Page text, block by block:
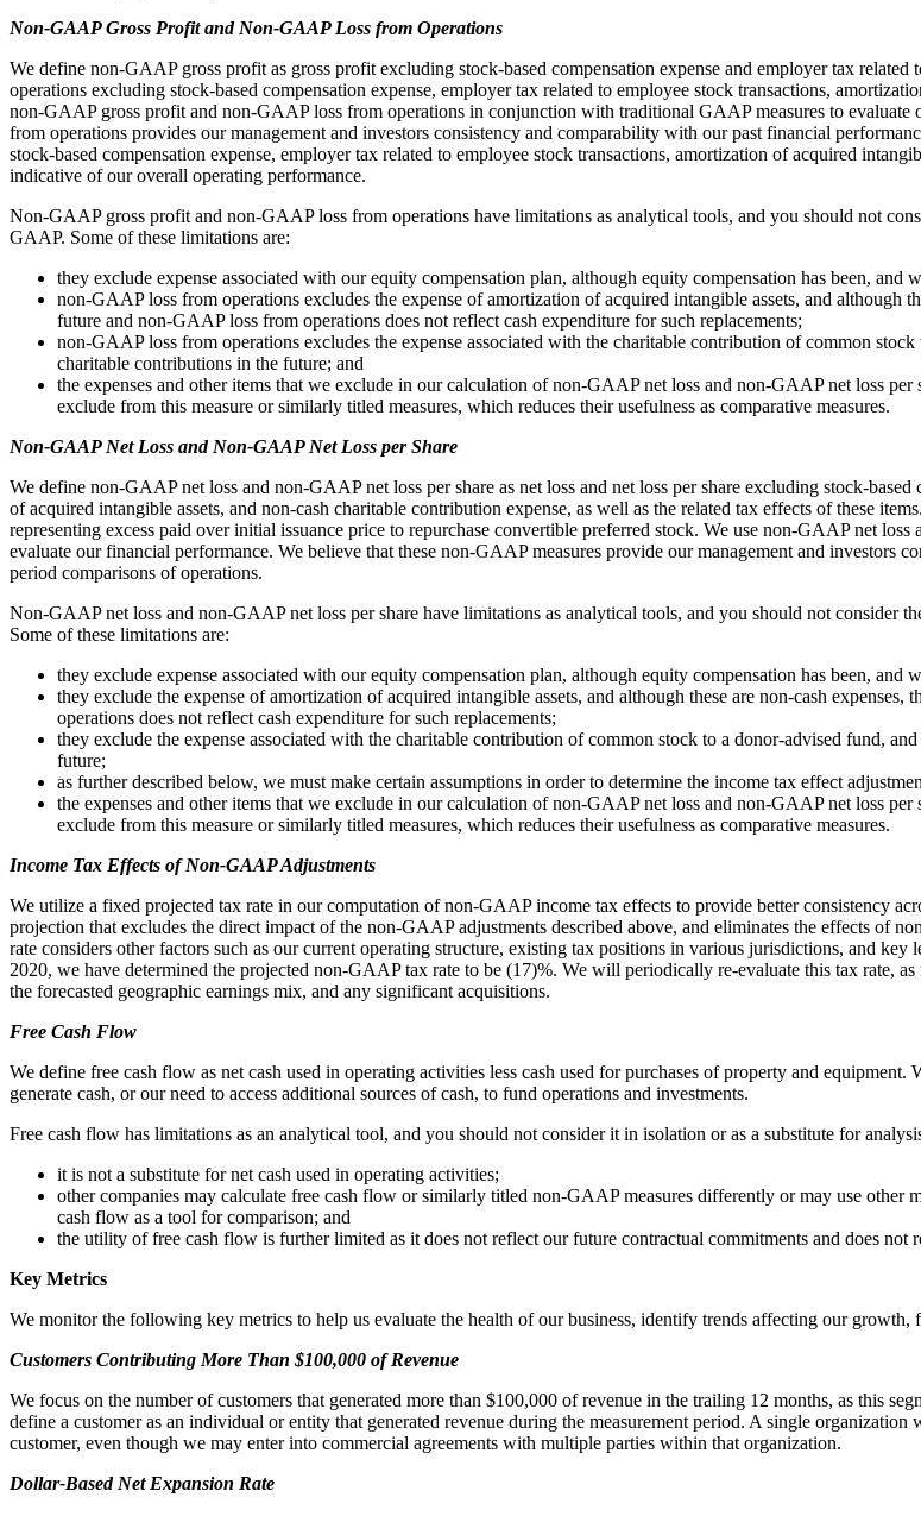
Non-GAAP Gross Profit and Non-GAAP Loss from Operations
We define non-GAAP gross profit as gross profit excluding stock-based compensation expense and employer tax
operations excluding stock-based compensation expense, employer tax related to employee stock transactions,
non-GAAP gross profit and non-GAAP loss from operations in conjunction with traditional GAAP measures to
from operations provides our management and investors consistency and comparability with our past financial
stock-based compensation expense, employer tax related to employee stock transactions, amortization of acquired
indicative of our overall operating performance.
Non-GAAP gross profit and non-GAAP loss from operations have limitations as analytical tools, and you should not
GAAP. Some of these limitations are:
they exclude expense associated with our equity compensation plan, although equity compensation has been,
non-GAAP loss from operations excludes the expense of amortization of acquired intangible assets, and although
future and non-GAAP loss from operations does not reflect cash expenditure for such replacements;
non-GAAP loss from operations excludes the expense associated with the charitable contribution of common
charitable contributions in the future; and
the expenses and other items that we exclude in our calculation of non-GAAP net loss and non-GAAP net loss
exclude from this measure or similarly titled measures, which reduces their usefulness as comparative measures.
Non-GAAP Net Loss and Non-GAAP Net Loss per Share
We define non-GAAP net loss and non-GAAP net loss per share as net loss and net loss per share excluding stock-
of acquired intangible assets, and non-cash charitable contribution expense, as well as the related tax effects of these
representing excess paid over initial issuance price to repurchase convertible preferred stock. We use non-GAAP net
evaluate our financial performance. We believe that these non-GAAP measures provide our management and investors
period comparisons of operations.
Non-GAAP net loss and non-GAAP net loss per share have limitations as analytical tools, and you should not consider
Some of these limitations are:
they exclude expense associated with our equity compensation plan, although equity compensation has been,
they exclude the expense of amortization of acquired intangible assets, and although these are non-cash
operations does not reflect cash expenditure for such replacements;
they exclude the expense associated with the charitable contribution of common stock to a donor-advised fund,
future;
as further described below, we must make certain assumptions in order to determine the income tax effect
the expenses and other items that we exclude in our calculation of non-GAAP net loss and non-GAAP net loss
exclude from this measure or similarly titled measures, which reduces their usefulness as comparative measures.
Income Tax Effects of Non-GAAP Adjustments
We utilize a fixed projected tax rate in our computation of non-GAAP income tax effects to provide better consistency
projection that excludes the direct impact of the non-GAAP adjustments described above, and eliminates the effects of
rate considers other factors such as our current operating structure, existing tax positions in various jurisdictions, and
2020, we have determined the projected non-GAAP tax rate to be (17)%. We will periodically re-evaluate this tax rate,
the forecasted geographic earnings mix, and any significant acquisitions.
Free Cash Flow
We define free cash flow as net cash used in operating activities less cash used for purchases of property and
generate cash, or our need to access additional sources of cash, to fund operations and investments.
Free cash flow has limitations as an analytical tool, and you should not consider it in isolation or as a substitute for
it is not a substitute for net cash used in operating activities;
other companies may calculate free cash flow or similarly titled non-GAAP measures differently or may use other
cash flow as a tool for comparison; and
the utility of free cash flow is further limited as it does not reflect our future contractual commitments and does not
Key Metrics
We monitor the following key metrics to help us evaluate the health of our business, identify trends affecting our growth,
Customers Contributing More Than $100,000 of Revenue
We focus on the number of customers that generated more than $100,000 of revenue in the trailing 12 months, as this
define a customer as an individual or entity that generated revenue during the measurement period. A single
customer, even though we may enter into commercial agreements with multiple parties within that organization.
Dollar-Based Net Expansion Rate